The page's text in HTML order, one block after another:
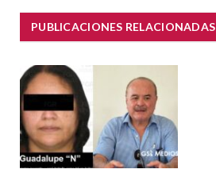
PUBLICACIONES RELACIONADAS